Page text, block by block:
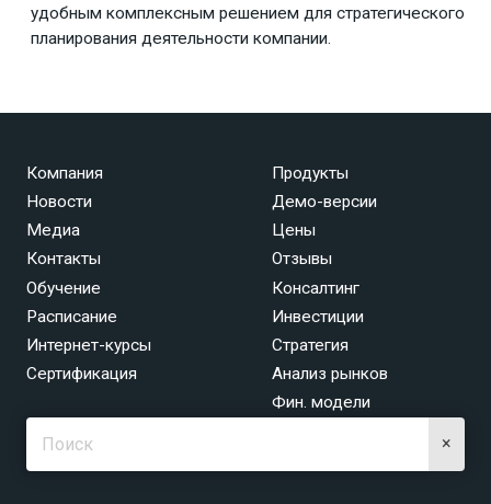
удобным комплексным решением для стратегического
планирования деятельности компании.
Компания
Новости
Медиа
Контакты
Продукты
Демо-версии
Цены
Отзывы
Обучение
Расписание
Интернет-курсы
Сертификация
Консалтинг
Инвестиции
Стратегия
Анализ рынков
Фин. модели
×